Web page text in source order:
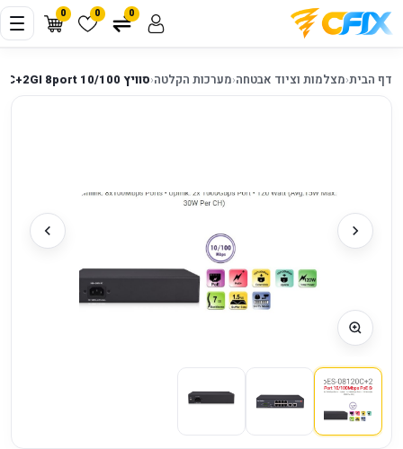
0 0 0
דף הבית‹מצלמות וציוד אבטחה‹מערכות הקלטה‹סוויץ 2PORT UPLOAD 1GB + Provision PoES-08120C+2GI 8port 10/100